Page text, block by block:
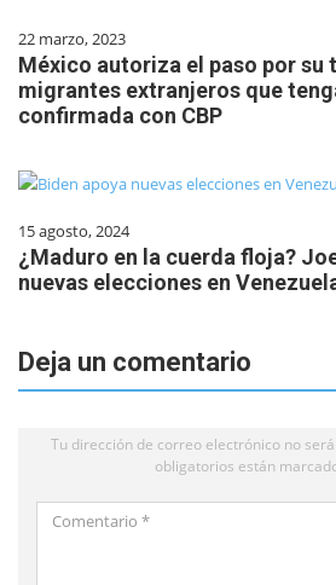
22 marzo, 2023
México autoriza el paso por
migrantes extranjeros que
confirmada con CBP
15 agosto, 2024
¿Maduro en la cuerda floja?
nuevas elecciones en
Deja un comentario
Tu dirección de correo electrónico no
obligatorios están
Comentario